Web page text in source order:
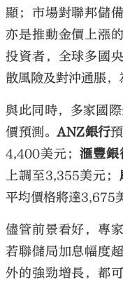
顯； 市場對聯邦儲
亦是推動金價上漲
投資者，全球多國
散風險及對沖通脹，
與此同時，多家國
價預測。ANZ銀行
4,400美元； 滙豐銀
上調至3,355美元；
平均價格將達3,675
儘管前景看好，專
若聯儲局加息幅度
外的強勁增長，都